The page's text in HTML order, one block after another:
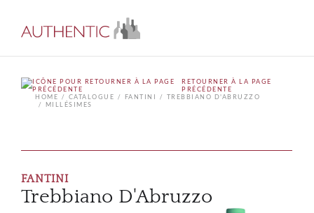
RETOURNER À LA PAGE
PRÉCÉDENTE
HOME
CATALOGUE FANTINI
TREBBIANO D'ABRUZZO
MILLÉSIMES
FANTINI
Trebbiano D'Abruzzo